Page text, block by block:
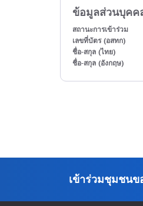
ข้อมูลส่วนบุคค
สถานะการเข้าร่วม
เลขที่บัตร (อสทก)
ชื่อ-สกุล (ไทย)
ชื่อ-สกุล (อังกฤษ)
เข้าร่วมชุมชนข